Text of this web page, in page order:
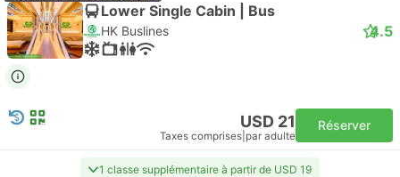
Lower Single Cabin | Bus
HK Buslines 4.5
USD 21
Taxes comprises par adulte
Réserver
1 classe supplémentaire à partir de USD 19